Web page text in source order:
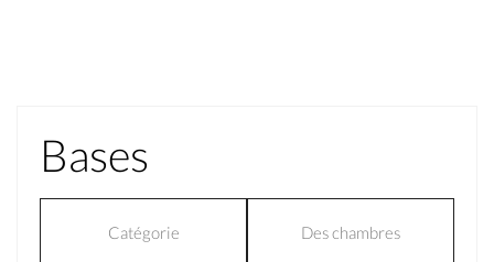
Bases
Catégorie Des chambres